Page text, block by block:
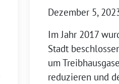
Dezember 5,
Im Jahr 2017
Stadt
um
reduzieren und